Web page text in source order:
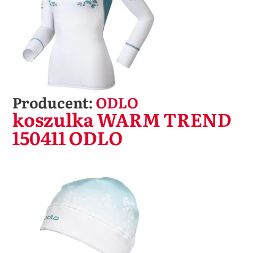
Producent: ODLO
koszulka WARM TREND
150411 ODLO